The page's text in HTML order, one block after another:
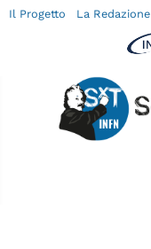
Il Progetto La Redazione